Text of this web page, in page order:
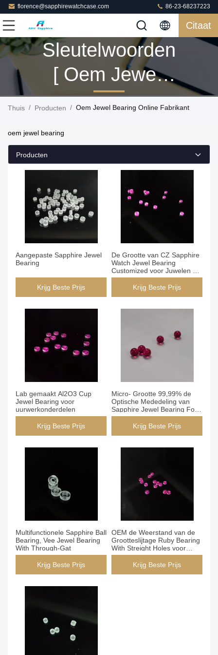
florence@sapphirewatchcase.com 86-23-68237223
Citaat
Sleutelwoorden
[ Oem Jewel
Bearing ]
Producten
Thuis / Producten / Oem Jewel Bearing Online Fabrikant
oem jewel bearing
Producten
Aangepaste Sapphire Jewel
Bearing
Krijg Beste Prijs
De Grootte van CZ Sapphire
Watch Jewel Bearing
Customized voor Juwelen en
Instrumenten
Krijg Beste Prijs
Lab gemaakt Al2O3 Cup
Jewel Bearing voor
uurwerkonderdelen
Krijg Beste Prijs
Micro- Grootte 99,99% de
Optische Mededeling van
Sapphire Jewel Bearing For
Fiber
Krijg Beste Prijs
Multifunctionele Sapphire Ball
Bearing, Vee Jewel Bearing
With Through-Gat
Krijg Beste Prijs
OEM de Weerstand van de
Grootteslijtage Ruby Bearing
With Streight Holes voor
Instrumenten
Krijg Beste Prijs